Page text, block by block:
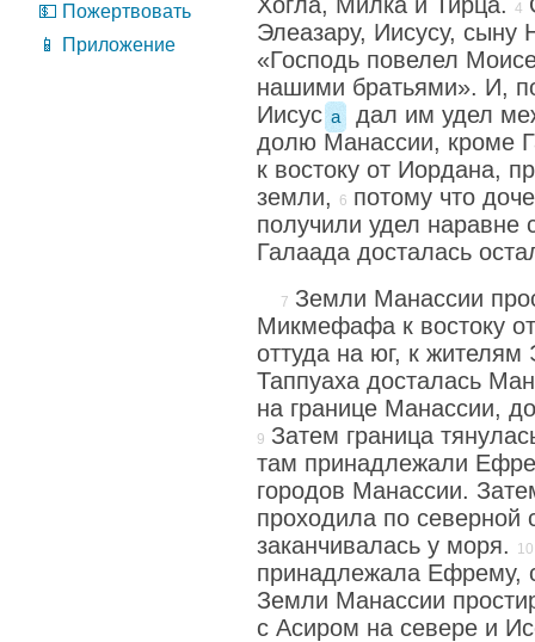
💵 Пожертвовать
📱 Приложение
Элеазару, Иисусу, сыну
«Господь повелел
нашими братьями». И,
Иисус a
дал им удел
долю Манассии, кроме
к востоку от Иордана,
земли,
потому что
получили удел
Галаада досталась
Земли Манассии
Микмефафа к востоку
оттуда на юг, к
Таппуаха досталась
на границе Манассии,
Затем граница
там принадлежали
городов Манассии.
проходила по северной
заканчивалась у моря.
принадлежала Ефрему,
Земли Манассии
с Асиром на севере и